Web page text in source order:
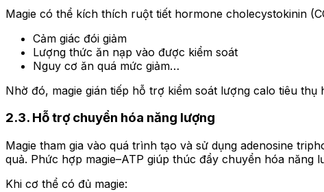
Magie có thể kích thích ruột tiết hormone cholecystokinin
Cảm giác đói giảm
Lượng thức ăn nạp vào được kiểm soát
Nguy cơ ăn quá mức giảm…
Nhờ đó, magie gián tiếp hỗ trợ kiểm soát lượng calo tiêu thụ
2.3. Hỗ trợ chuyển hóa năng lượng
Magie tham gia vào quá trình tạo và sử dụng adenosine
quả. Phức hợp magie–ATP giúp thúc đẩy chuyển hóa năng
Khi cơ thể có đủ magie: